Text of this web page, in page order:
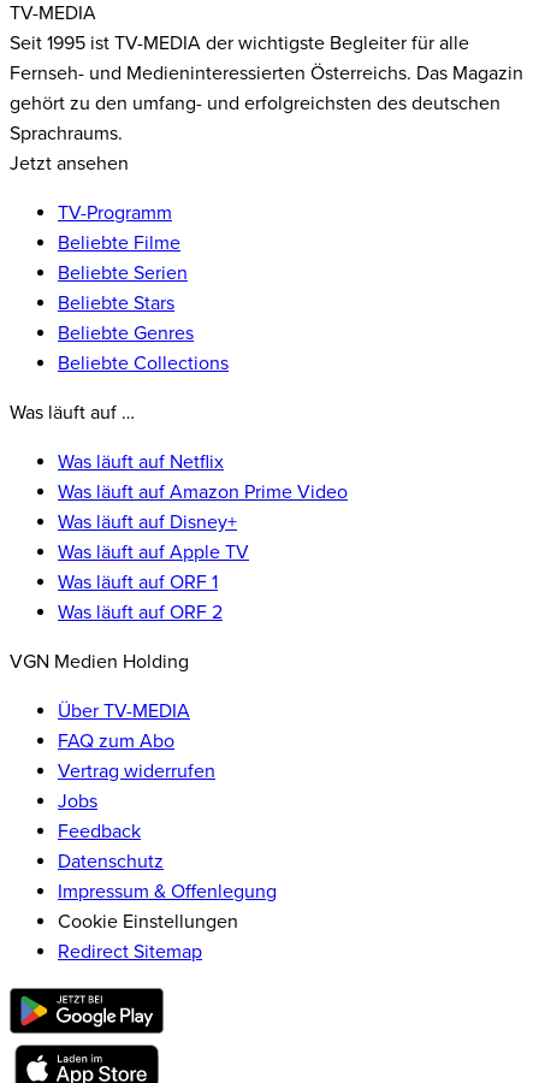
TV-MEDIA
Seit 1995 ist TV-MEDIA der wichtigste Begleiter für alle
Fernseh- und Medieninteressierten Österreichs. Das Magazin
gehört zu den umfang- und erfolgreichsten des deutschen
Sprachraums.
Jetzt ansehen
TV-Programm
Beliebte Filme
Beliebte Serien
Beliebte Stars
Beliebte Genres
Beliebte Collections
Was läuft auf …
Was läuft auf Netflix
Was läuft auf Amazon Prime Video
Was läuft auf Disney+
Was läuft auf Apple TV
Was läuft auf ORF 1
Was läuft auf ORF 2
VGN Medien Holding
Über TV-MEDIA
FAQ zum Abo
Vertrag widerrufen
Jobs
Feedback
Datenschutz
Impressum & Offenlegung
Cookie Einstellungen
Redirect Sitemap